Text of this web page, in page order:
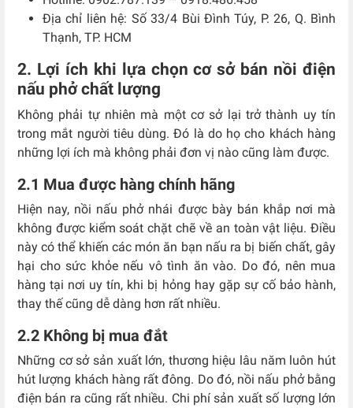
Địa chỉ liên hệ: Số 33/4 Bùi Đình Túy, P. 26, Q. Bình
Thạnh, TP. HCM
2. Lợi ích khi lựa chọn cơ sở bán nồi điện
nấu phở chất lượng
Không phải tự nhiên mà một cơ sở lại trở thành uy tín
trong mắt người tiêu dùng. Đó là do họ cho khách hàng
những lợi ích mà không phải đơn vị nào cũng làm được.
2.1 Mua được hàng chính hãng
Hiện nay, nồi nấu phở nhái được bày bán khắp nơi mà
không được kiểm soát chặt chẽ về an toàn vật liệu. Điều
này có thể khiến các món ăn bạn nấu ra bị biến chất, gây
hại cho sức khỏe nếu vô tình ăn vào. Do đó, nên mua
hàng tại nơi uy tín, khi bị hỏng hay gặp sự cố bảo hành,
thay thế cũng dễ dàng hơn rất nhiều.
2.2 Không bị mua đắt
Những cơ sở sản xuất lớn, thương hiệu lâu năm luôn hút
hút lượng khách hàng rất đông. Do đó, nồi nấu phở bằng
điện bán ra cũng rất nhiều. Chi phí sản xuất số lượng lớn